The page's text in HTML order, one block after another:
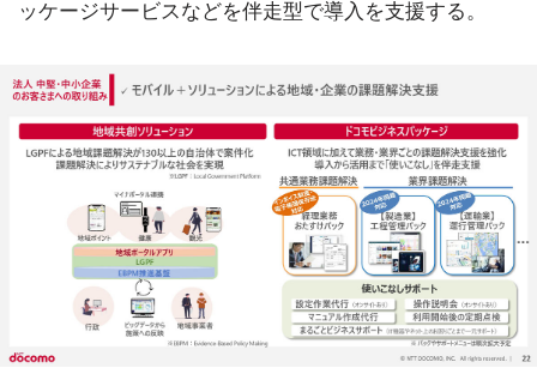
ッケージサービスなどを伴走型で導入を支援する。